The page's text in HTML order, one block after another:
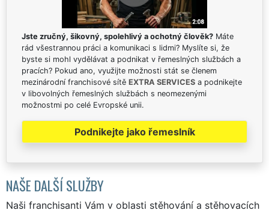
Jste zručný, šikovný, spolehlivý a ochotný člověk? Máte
rád všestrannou práci a komunikaci s lidmi? Myslíte si, že
byste si mohl vydělávat a podnikat v řemeslných službách a
pracích? Pokud ano, využijte možnosti stát se členem
mezinárodní franchisové sítě EXTRA SERVICES a podnikejte
v libovolných řemeslných službách s neomezenými
možnostmi po celé Evropské unii.
Podnikejte jako řemeslník
NAŠE DALŠÍ SLUŽBY
Naši franchisanti Vám v oblasti stěhování a stěhovacích